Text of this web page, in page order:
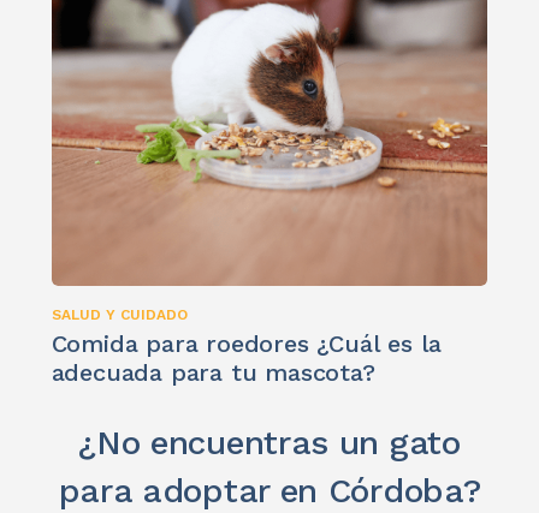
SALUD Y CUIDADO
Comida para roedores ¿Cuál es la
adecuada para tu mascota?
¿No encuentras un gato
para adoptar en Córdoba?